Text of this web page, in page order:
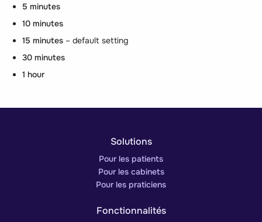
5 minutes
10 minutes
15 minutes – default setting
30 minutes
1 hour
Solutions
Pour les patients
Pour les cabinets
Pour les praticiens
Fonctionnalités